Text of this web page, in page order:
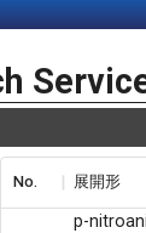
No. 展開形
p-